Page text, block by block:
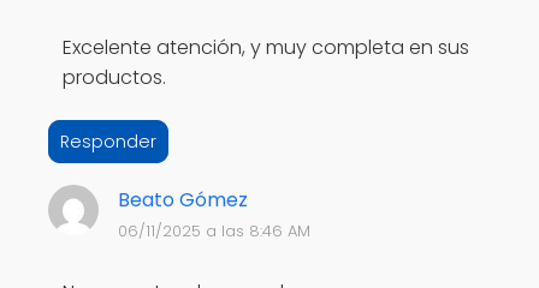
Excelente atención, y muy completa en sus
productos.
Responder
Beato Gómez
06/11/2025 a las 8:46 AM